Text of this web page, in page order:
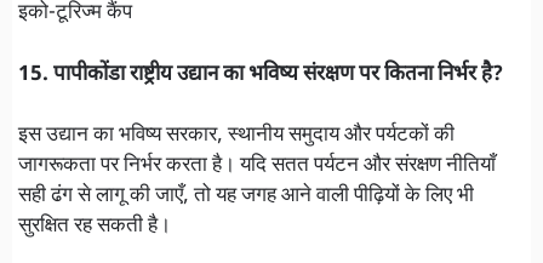
इको-टूरिज्म कैंप
15. पापीकोंडा राष्ट्रीय उद्यान का भविष्य संरक्षण पर कितना निर्भर है?
इस उद्यान का भविष्य सरकार, स्थानीय समुदाय और पर्यटकों की
जागरूकता पर निर्भर करता है। यदि सतत पर्यटन और संरक्षण नीतियाँ
सही ढंग से लागू की जाएँ, तो यह जगह आने वाली पीढ़ियों के लिए भी
सुरक्षित रह सकती है।